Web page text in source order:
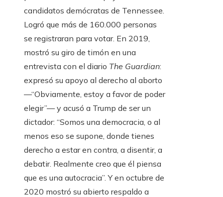
candidatos demócratas de Tennessee.
Logró que más de 160.000 personas
se registraran para votar. En 2019,
mostró su giro de timón en una
entrevista con el diario The Guardian:
expresó su apoyo al derecho al aborto
—“Obviamente, estoy a favor de poder
elegir”— y acusó a Trump de ser un
dictador: “Somos una democracia, o al
menos eso se supone, donde tienes
derecho a estar en contra, a disentir, a
debatir. Realmente creo que él piensa
que es una autocracia”. Y en octubre de
2020 mostró su abierto respaldo a